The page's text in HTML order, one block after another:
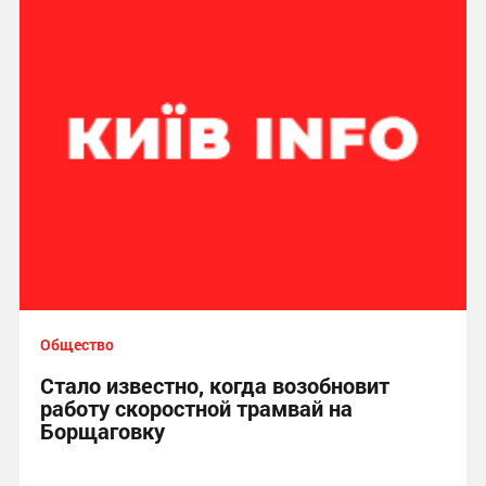
Общество
Стало известно, когда возобновит
работу скоростной трамвай на
Борщаговку